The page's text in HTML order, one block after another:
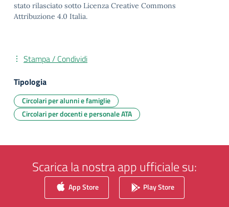
stato rilasciato sotto Licenza Creative Commons
Attribuzione 4.0 Italia.
Stampa / Condividi
Tipologia
Circolari per alunni e famiglie
Circolari per docenti e personale ATA
Scarica la nostra app ufficiale su:
App Store Play Store